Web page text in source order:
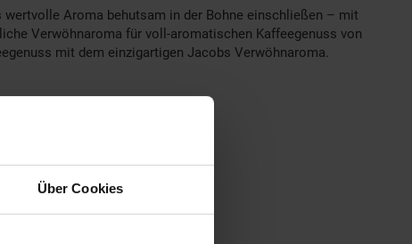
Über Cookies
Aroma behutsam in der Bohne einschließen – mit
Verwöhnaroma für voll-aromatischen Kaffeegenuss von
mit dem einzigartigen Jacobs Verwöhnaroma.